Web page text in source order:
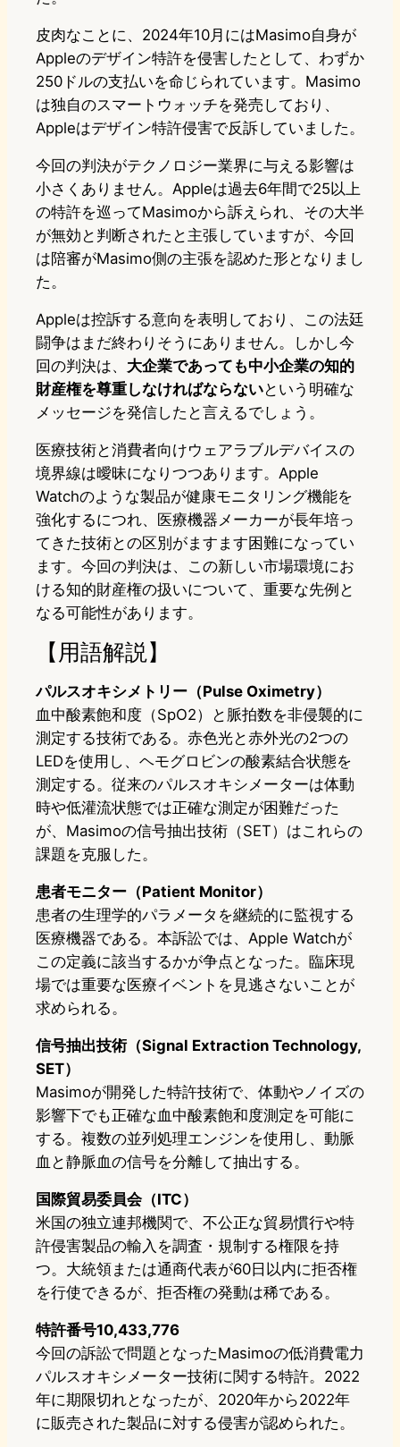
皮肉なことに、2024年10月にはMasimo自身が
Appleのデザイン特許を侵害したとして、わずか
250ドルの支払いを命じられています。Masimo
は独自のスマートウォッチを発売しており、
Appleはデザイン特許侵害で反訴していました。
今回の判決がテクノロジー業界に与える影響は
小さくありません。Appleは過去6年間で25以上
の特許を巡ってMasimoから訴えられ、その大半
が無効と判断されたと主張していますが、今回
は陪審がMasimo側の主張を認めた形となりまし
た。
Appleは控訴する意向を表明しており、この法廷
闘争はまだ終わりそうにありません。しかし今
回の判決は、 大企業であっても中小企業の知的
財産権を尊重しなければならないという明確な
メッセージを発信したと言えるでしょう。
医療技術と消費者向けウェアラブルデバイスの
境界線は曖昧になりつつあります。Apple
Watchのような製品が健康モニタリング機能を
強化するにつれ、医療機器メーカーが長年培っ
てきた技術との区別がますます困難になってい
ます。今回の判決は、この新しい市場環境にお
ける知的財産権の扱いについて、重要な先例と
なる可能性があります。
【用語解説】
パルスオキシメトリー（Pulse Oximetry）
血中酸素飽和度（SpO2）と脈拍数を非侵襲的に
測定する技術である。赤色光と赤外光の2つの
LEDを使用し、ヘモグロビンの酸素結合状態を
測定する。従来のパルスオキシメーターは体動
時や低灌流状態では正確な測定が困難だった
が、Masimoの信号抽出技術（SET）はこれらの
課題を克服した。
患者モニター（Patient Monitor）
患者の生理学的パラメータを継続的に監視する
医療機器である。本訴訟では、Apple Watchが
この定義に該当するかが争点となった。臨床現
場では重要な医療イベントを見逃さないことが
求められる。
信号抽出技術（Signal Extraction Technology,
SET）
Masimoが開発した特許技術で、体動やノイズの
影響下でも正確な血中酸素飽和度測定を可能に
する。複数の並列処理エンジンを使用し、動脈
血と静脈血の信号を分離して抽出する。
国際貿易委員会（ITC）
米国の独立連邦機関で、不公正な貿易慣行や特
許侵害製品の輸入を調査・規制する権限を持
つ。大統領または通商代表が60日以内に拒否権
を行使できるが、拒否権の発動は稀である。
特許番号10,433,776
今回の訴訟で問題となったMasimoの低消費電力
パルスオキシメーター技術に関する特許。2022
年に期限切れとなったが、2020年から2022年
に販売された製品に対する侵害が認められた。